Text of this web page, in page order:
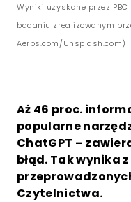
Wyniki uzyskane przez
badaniu zrealizowanym
Aerps.com/Unsplash.com)
Aż 46 proc.
popularne
ChatGPT –
błąd. Tak wynika
Czytelnictwa.